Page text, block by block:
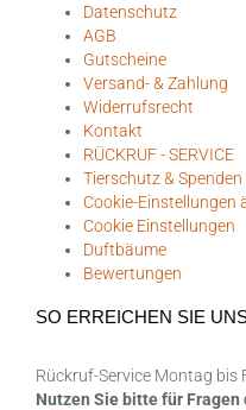
Datenschutz
AGB
Gutscheine
Versand- & Zahlung
Widerrufsrecht
Kontakt
RÜCKRUF - SERVICE
Tierschutz & Spenden
Cookie-Einstellungen
Cookie Einstellungen
Duftbäume
Bewertungen
SO ERREICHEN SIE
Rückruf-Service Montag bis
Nutzen Sie bitte für Fragen